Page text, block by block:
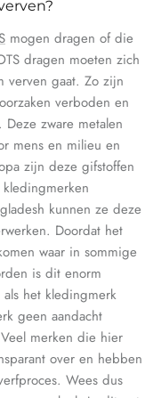
mogen dragen of die
dragen moeten zich
verven gaat. Zo zijn
verboden en
zware metalen
mens en milieu en
zijn deze gifstoffen
kunnen ze deze
Doordat het
waar in sommige
is dit enorm
het kledingmerk
geen aandacht
merken die hier
over en hebben
Wees dus